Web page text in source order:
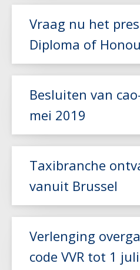
Vraag nu het
Diploma of
chauffeur aan!
Besluiten van
mei 2019
Taxibranche
vanuit Brussel
Verlenging
code VVR tot 1